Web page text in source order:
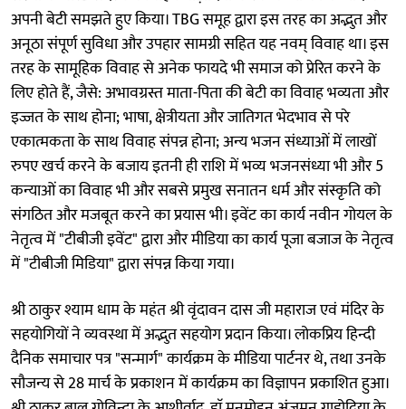
अपनी बेटी समझते हुए किया। TBG समूह द्वारा इस तरह का अद्भुत और
अनूठा संपूर्ण सुविधा और उपहार सामग्री सहित यह नवम् विवाह था। इस
तरह के सामूहिक विवाह से अनेक फायदे भी समाज को प्रेरित करने के
लिए होते हैं, जैसे: अभावग्रस्त माता-पिता की बेटी का विवाह भव्यता और
इज्जत के साथ होना; भाषा, क्षेत्रीयता और जातिगत भेदभाव से परे
एकात्मकता के साथ विवाह संपन्न होना; अन्य भजन संध्याओं में लाखों
रुपए खर्च करने के बजाय इतनी ही राशि में भव्य भजनसंध्या भी और 5
कन्याओं का विवाह भी और सबसे प्रमुख सनातन धर्म और संस्कृति को
संगठित और मजबूत करने का प्रयास भी। इवेंट का कार्य नवीन गोयल के
नेतृत्व में "टीबीजी इवेंट" द्वारा और मीडिया का कार्य पूजा बजाज के नेतृत्व
में "टीबीजी मिडिया" द्वारा संपन्न किया गया।
श्री ठाकुर श्याम धाम के महंत श्री वृंदावन दास जी महाराज एवं मंदिर के
सहयोगियों ने व्यवस्था में अद्भुत सहयोग प्रदान किया। लोकप्रिय हिन्दी
दैनिक समाचार पत्र "सन्मार्ग" कार्यक्रम के मीडिया पार्टनर थे, तथा उनके
सौजन्य से 28 मार्च के प्रकाशन में कार्यक्रम का विज्ञापन प्रकाशित हुआ।